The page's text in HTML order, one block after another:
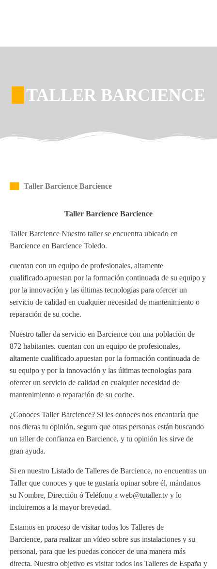
TALLER BARCIENCE
Taller Barcience Barcience
Taller Barcience Barcience
Taller Barcience Nuestro taller se encuentra ubicado en
Barcience en Barcience Toledo.
cuentan con un equipo de profesionales, altamente
cualificado.apuestan por la formación continuada de su equipo y
por la innovación y las últimas tecnologías para ofercer un
servicio de calidad en cualquier necesidad de mantenimiento o
reparación de su coche.
Nuestro taller da servicio en Barcience con una población de
872 habitantes. cuentan con un equipo de profesionales,
altamente cualificado.apuestan por la formación continuada de
su equipo y por la innovación y las últimas tecnologías para
ofercer un servicio de calidad en cualquier necesidad de
mantenimiento o reparación de su coche.
¿Conoces Taller Barcience? Si les conoces nos encantaría que
nos dieras tu opinión, seguro que otras personas están buscando
un taller de confianza en Barcience, y tu opinión les sirve de
gran ayuda.
Si en nuestro Listado de Talleres de Barcience, no encuentras un
Taller que conoces y que te gustaría opinar sobre él, mándanos
su Nombre, Dirección ó Teléfono a web@tutaller.tv y lo
incluiremos a la mayor brevedad.
Estamos en proceso de visitar todos los Talleres de
Barcience, para realizar un vídeo sobre sus instalaciones y su
personal, para que les puedas conocer de una manera más
directa. Nuestro objetivo es visitar todos los Talleres de España y